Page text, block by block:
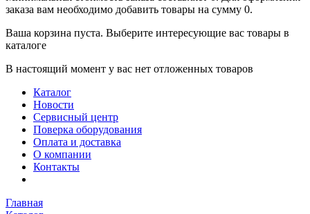
заказа вам необходимо добавить товары на сумму 0.
Ваша корзина пуста. Выберите интересующие вас товары в
каталоге
В настоящий момент у вас нет отложенных товаров
Каталог
Новости
Сервисный центр
Поверка оборудования
Оплата и доставка
О компании
Контакты
Главная